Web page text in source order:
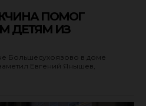
ПОМОГ
ДЕТЯМ ИЗ
Большесухоязово в доме
Евгений Янышев,